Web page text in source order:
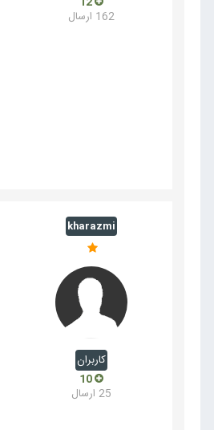
162 ارسال
kharazmi
کاربران
25 ارسال